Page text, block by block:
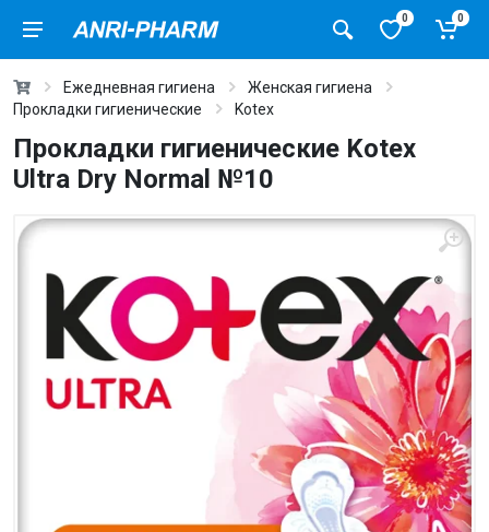
0 0
Ежедневная гигиена
Женская гигиена
Прокладки гигиенические
Kotex
Прокладки гигиенические Kotex
Ultra Dry Normal №10